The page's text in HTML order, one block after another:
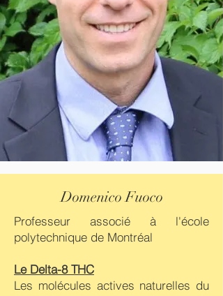
Domenico Fuoco
Professeur associé à l'école
polytechnique de Montréal
Le Delta-8 THC
Les molécules actives naturelles du